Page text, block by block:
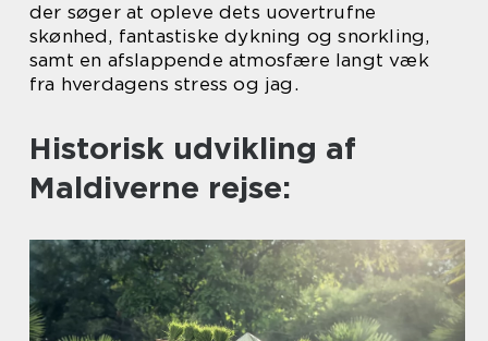
der søger at opleve dets uovertrufne
skønhed, fantastiske dykning og snorkling,
samt en afslappende atmosfære langt væk
fra hverdagens stress og jag.
Historisk udvikling af
Maldiverne rejse: